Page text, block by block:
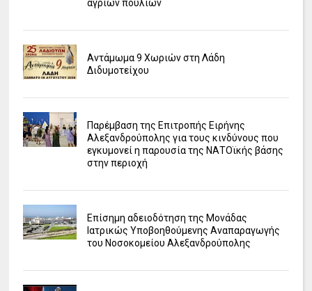
άγριων πουλιών
Αντάμωμα 9 Χωριών στη Λάδη
Διδυμοτείχου
Παρέμβαση της Επιτροπής Ειρήνης
Αλεξανδρούπολης για τους κινδύνους που
εγκυμονεί η παρουσία της ΝΑΤΟϊκής βάσης
στην περιοχή
Επίσημη αδειοδότηση της Μονάδας
Ιατρικώς Υποβοηθούμενης Αναπαραγωγής
του Νοσοκομείου Αλεξανδρούπολης